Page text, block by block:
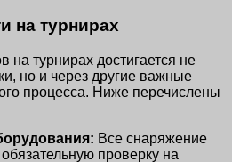
на турнирах
на турнирах достигается не
но и через другие важные
процесса. Ниже перечислены
Все снаряжение
проверку на